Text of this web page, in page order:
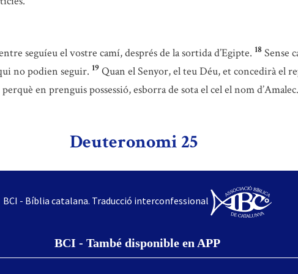
seguíeu el vostre camí, després de la sortida d’Egipte. 18 Sense
no podien seguir. 19 Quan el Senyor, el teu Déu, et concedirà el
en prenguis possessió, esborra de sota el cel el nom
Deuteronomi 25
BCI - Bíblia catalana. Traducció interconfessional
BCI - També disponible en APP